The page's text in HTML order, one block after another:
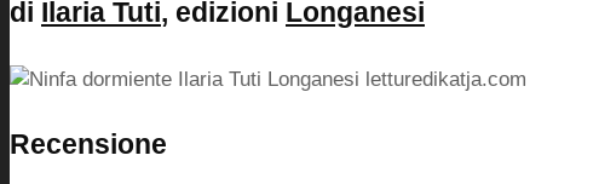
di Ilaria Tuti, edizioni Longanesi
Recensione